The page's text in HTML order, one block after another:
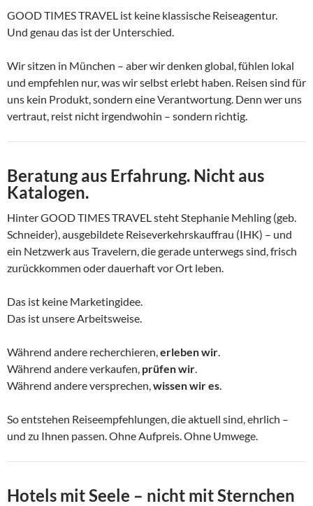
GOOD TIMES TRAVEL ist keine klassische Reiseagentur.
Und genau das ist der Unterschied.
Wir sitzen in München – aber wir denken global, fühlen lokal
und empfehlen nur, was wir selbst erlebt haben. Reisen sind für
uns kein Produkt, sondern eine Verantwortung. Denn wer uns
vertraut, reist nicht irgendwohin – sondern richtig.
Beratung aus Erfahrung. Nicht aus
Katalogen.
Hinter GOOD TIMES TRAVEL steht Stephanie Mehling (geb.
Schneider), ausgebildete Reiseverkehrskauffrau (IHK) – und
ein Netzwerk aus Travelern, die gerade unterwegs sind, frisch
zurückkommen oder dauerhaft vor Ort leben.
Das ist keine Marketingidee.
Das ist unsere Arbeitsweise.
Während andere recherchieren,erleben wir.
Während andere verkaufen, prüfen wir.
Während andere versprechen,wissen wir es.
So entstehen Reiseempfehlungen, die aktuell sind, ehrlich –
und zu Ihnen passen. Ohne Aufpreis. Ohne Umwege.
Hotels mit Seele – nicht mit Sternchen